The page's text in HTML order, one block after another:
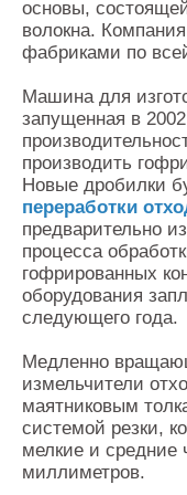
основы,
волокна.
фабриками по
Машина для
запущенная в
производить
Новые дробилки
переработки
предварительно
процесса
гофрированных
оборудования
следующего года.
Медленно
измельчители
маятниковым
системой резки,
мелкие и средние
миллиметров.